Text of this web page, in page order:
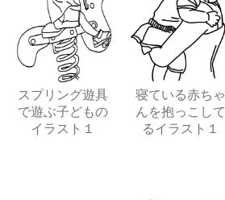
スプリング遊具
で遊ぶ子どもの
イラスト１
寝ている赤ちゃ
んを抱っこして
るイラスト１